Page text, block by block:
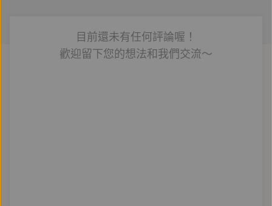
目前還未有任何評論喔！
歡迎留下您的想法和我們交流～